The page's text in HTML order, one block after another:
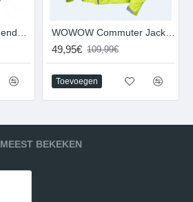
49,95€ 109,99€
Toevoegen
MEEST BEKEKEN